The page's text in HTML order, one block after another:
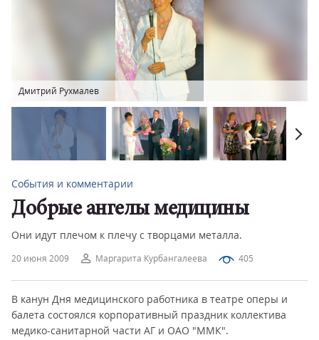
20 июня 2009 Маргарита Курбангалеева 405
События и комментарии
Добрые ангелы медицины
Они идут плечом к плечу с творцами металла.
Дмитрий Рухмалев
В канун Дня медицинского работника в театре оперы и
балета состоялся корпоративный праздник коллектива
медико-санитарной части АГ и ОАО "ММК".